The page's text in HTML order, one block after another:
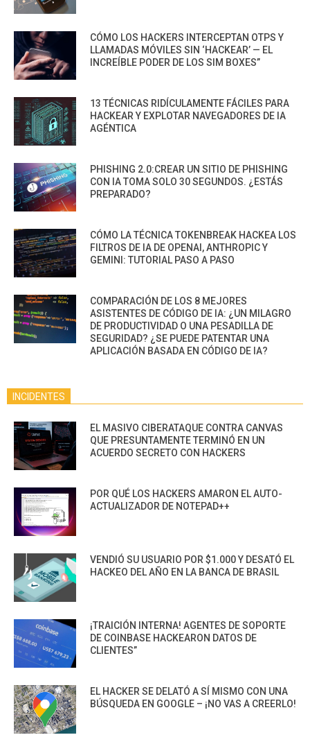
CÓMO LOS HACKERS INTERCEPTAN OTPS Y
LLAMADAS MÓVILES SIN ‘HACKEAR’ — EL
INCREÍBLE PODER DE LOS SIM BOXES”
13 TÉCNICAS RIDÍCULAMENTE FÁCILES PARA
HACKEAR Y EXPLOTAR NAVEGADORES DE IA
AGÉNTICA
PHISHING 2.0:CREAR UN SITIO DE PHISHING
CON IA TOMA SOLO 30 SEGUNDOS. ¿ESTÁS
PREPARADO?
CÓMO LA TÉCNICA TOKENBREAK HACKEA LOS
FILTROS DE IA DE OPENAI, ANTHROPIC Y
GEMINI: TUTORIAL PASO A PASO
COMPARACIÓN DE LOS 8 MEJORES
ASISTENTES DE CÓDIGO DE IA: ¿UN MILAGRO
DE PRODUCTIVIDAD O UNA PESADILLA DE
SEGURIDAD? ¿SE PUEDE PATENTAR UNA
APLICACIÓN BASADA EN CÓDIGO DE IA?
INCIDENTES
EL MASIVO CIBERATAQUE CONTRA CANVAS
QUE PRESUNTAMENTE TERMINÓ EN UN
ACUERDO SECRETO CON HACKERS
POR QUÉ LOS HACKERS AMARON EL AUTO-
ACTUALIZADOR DE NOTEPAD++
VENDIÓ SU USUARIO POR $1.000 Y DESATÓ EL
HACKEO DEL AÑO EN LA BANCA DE BRASIL
¡TRAICIÓN INTERNA! AGENTES DE SOPORTE
DE COINBASE HACKEARON DATOS DE
CLIENTES”
EL HACKER SE DELATÓ A SÍ MISMO CON UNA
BÚSQUEDA EN GOOGLE – ¡NO VAS A CREERLO!